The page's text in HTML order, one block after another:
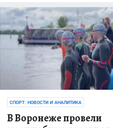
СПОРТ: НОВОСТИ И АНАЛИТИКА
В Воронеже провели